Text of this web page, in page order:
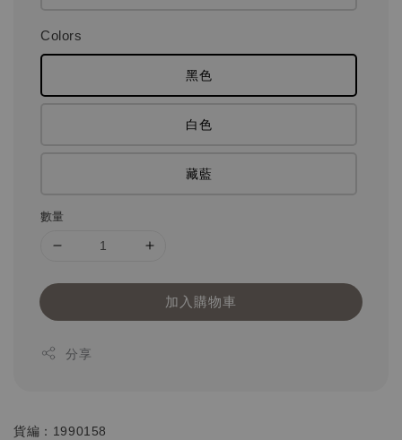
Colors
黑色
白色
藏藍
數量
加入購物車
分享
貨編：1990158